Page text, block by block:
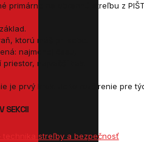
primárne na obrannú streľbu z
ktorú máš pri sebe.
najmenej času,
najväčší tlak.
je prvý krok. Je to rozšírenie pre
SEKCII
technika streľby a bezpečnosť